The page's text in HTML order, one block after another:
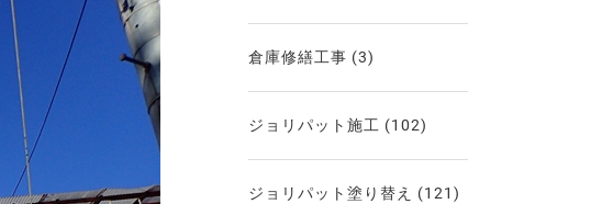
倉庫修繕工事 (3)
ジョリパット施工 (102)
ジョリパット塗り替え (121)